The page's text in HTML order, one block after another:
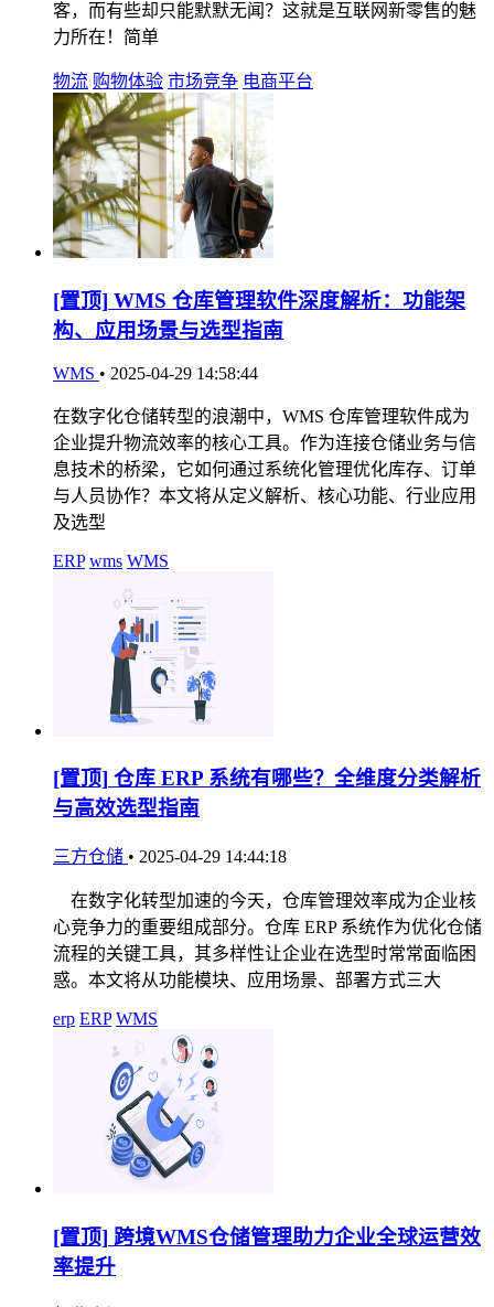
客，而有些却只能默默无闻？这就是互联网新零售的魅
力所在！简单
物流 购物体验 市场竞争 电商平台
[置顶] WMS 仓库管理软件深度解析：功能架
构、应用场景与选型指南
WMS • 2025-04-29 14:58:44
在数字化仓储转型的浪潮中，WMS 仓库管理软件成为
企业提升物流效率的核心工具。作为连接仓储业务与信
息技术的桥梁，它如何通过系统化管理优化库存、订单
与人员协作？本文将从定义解析、核心功能、行业应用
及选型
ERP wms WMS
[置顶] 仓库 ERP 系统有哪些？全维度分类解析
与高效选型指南
三方仓储 • 2025-04-29 14:44:18
在数字化转型加速的今天，仓库管理效率成为企业核
心竞争力的重要组成部分。仓库 ERP 系统作为优化仓储
流程的关键工具，其多样性让企业在选型时常常面临困
惑。本文将从功能模块、应用场景、部署方式三大
erp ERP WMS
[置顶] 跨境WMS仓储管理助力企业全球运营效
率提升